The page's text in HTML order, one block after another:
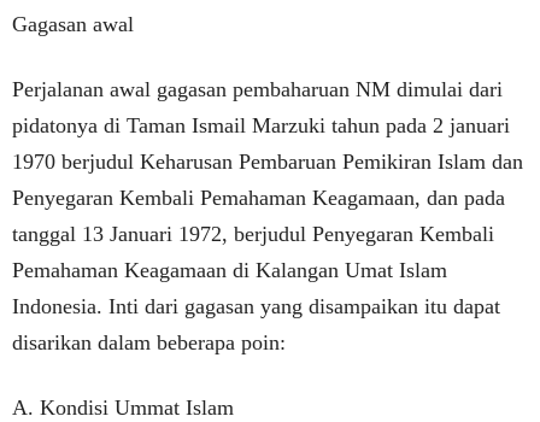
Gagasan awal
Perjalanan awal gagasan pembaharuan NM dimulai dari
pidatonya di Taman Ismail Marzuki tahun pada 2 januari
1970 berjudul Keharusan Pembaruan Pemikiran Islam dan
Penyegaran Kembali Pemahaman Keagamaan, dan pada
tanggal 13 Januari 1972, berjudul Penyegaran Kembali
Pemahaman Keagamaan di Kalangan Umat Islam
Indonesia. Inti dari gagasan yang disampaikan itu dapat
disarikan dalam beberapa poin:
A. Kondisi Ummat Islam